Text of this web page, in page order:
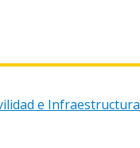
e Infraestructura